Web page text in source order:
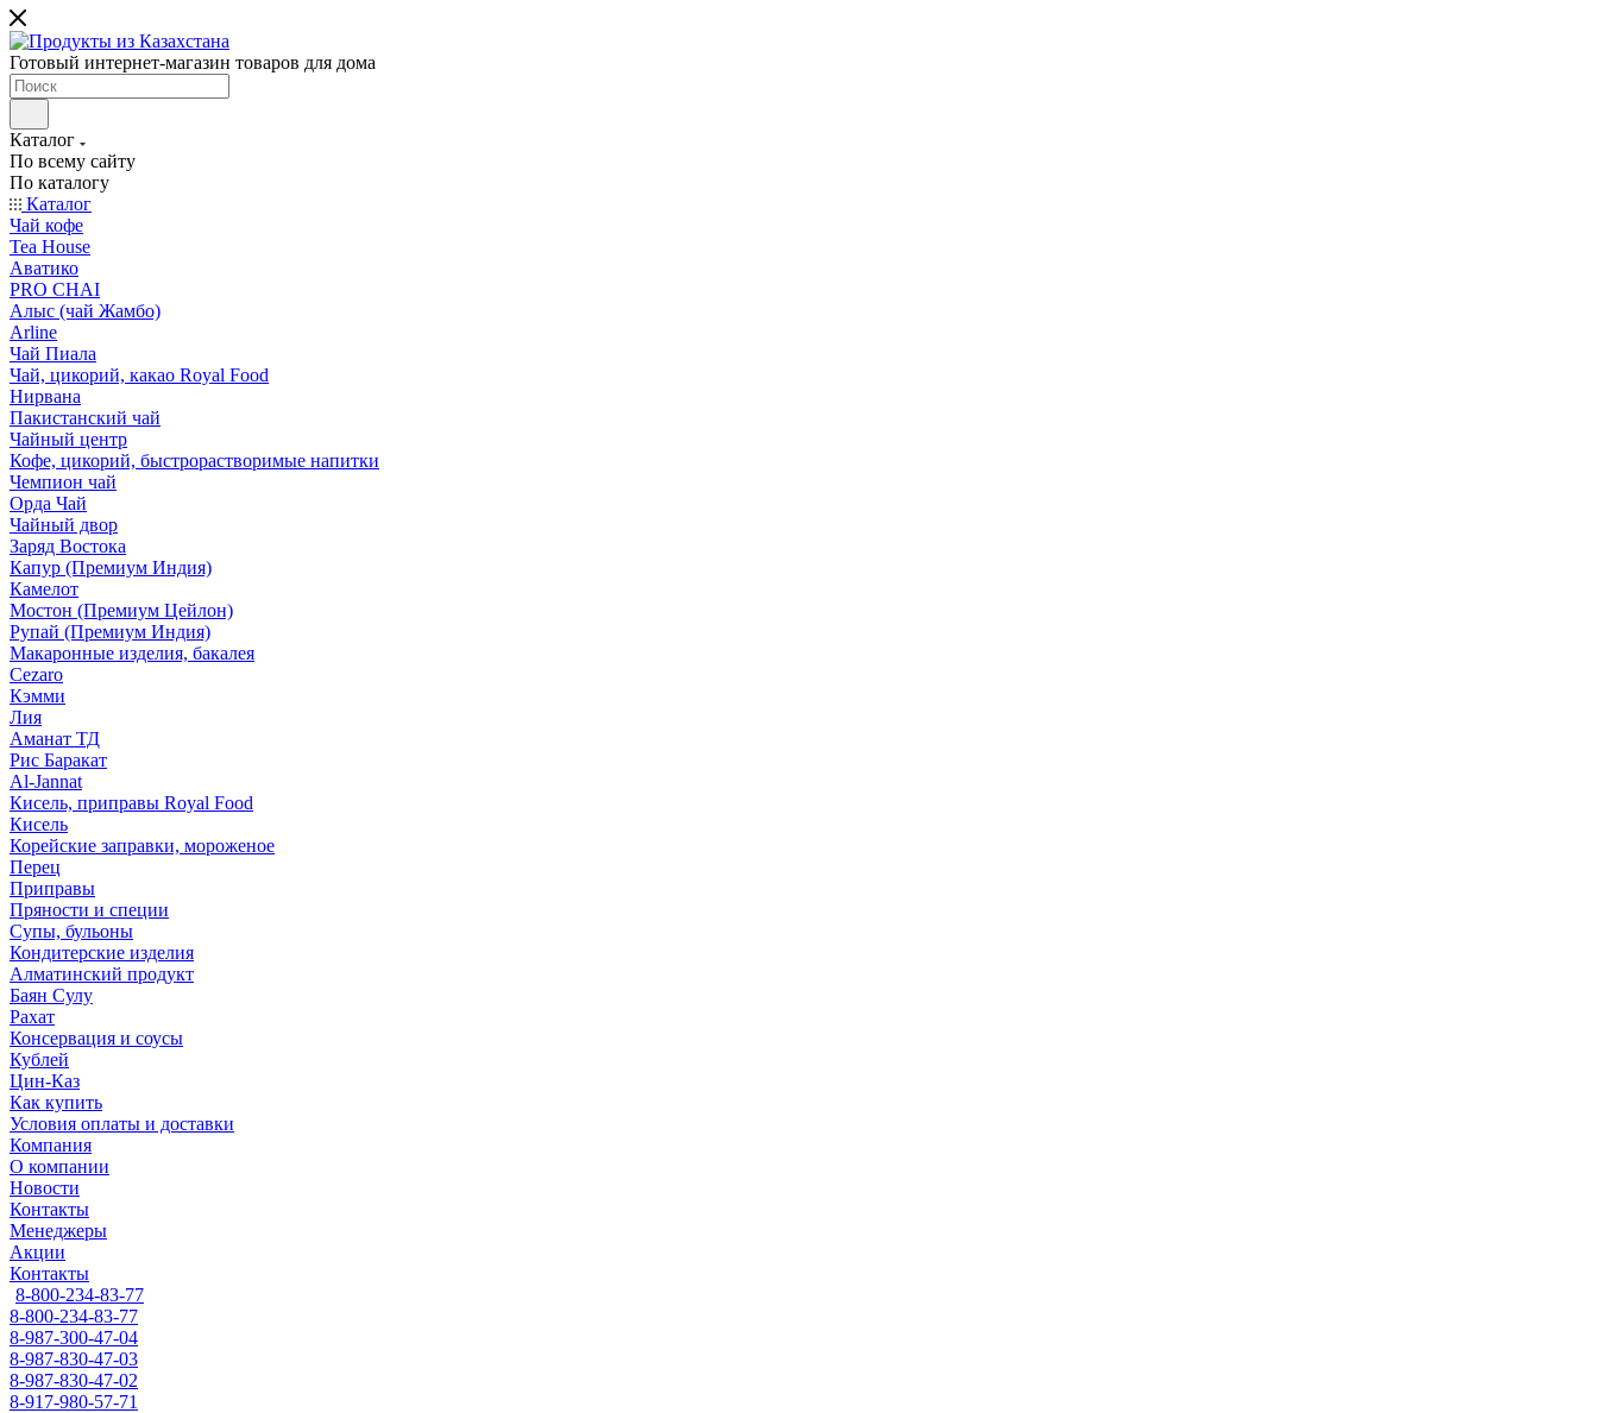
Готовый интернет-магазин товаров для дома
Каталог
По всему сайту
По каталогу
Каталог
Чай кофе
Tea House
Аватико
PRO CHAI
Алыс (чай Жамбо)
Arline
Чай Пиала
Чай, цикорий, какао Royal Food
Нирвана
Пакистанский чай
Чайный центр
Кофе, цикорий, быстрорастворимые напитки
Чемпион чай
Орда Чай
Чайный двор
Заряд Востока
Капур (Премиум Индия)
Камелот
Мостон (Премиум Цейлон)
Рупай (Премиум Индия)
Макаронные изделия, бакалея
Cezaro
Кэмми
Лия
Аманат ТД
Рис Баракат
Al-Jannat
Кисель, приправы Royal Food
Кисель
Корейские заправки, мороженое
Перец
Приправы
Пряности и специи
Супы, бульоны
Кондитерские изделия
Алматинский продукт
Баян Сулу
Рахат
Консервация и соусы
Кублей
Цин-Каз
Как купить
Условия оплаты и доставки
Компания
О компании
Новости
Контакты
Менеджеры
Акции
Контакты
8-800-234-83-77
8-800-234-83-77
8-987-300-47-04
8-987-830-47-03
8-987-830-47-02
8-917-980-57-71